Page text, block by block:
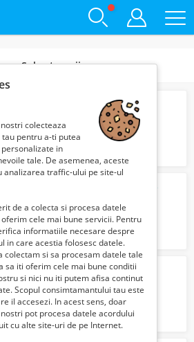
Subcategorii
havanez pui 4 luni
Lei
colecteaza
pentru a-ti putea
in
tale. De asemenea, aceste
analizarea traffic-ului pe site-ul
de a colecta si procesa datele
cele mai bune servicii. Pentru
informatiile necesare despre
in care acestia folosesc datele.
colectam si sa procesam datele tale
sa iti oferim cele mai bune conditii
si nici nu iti putem afisa continut
Scopul consimtamantului tau este
il accesezi. In acest sens, doar
pot procesa datele acordului
cu alte site-uri de pe Internet.